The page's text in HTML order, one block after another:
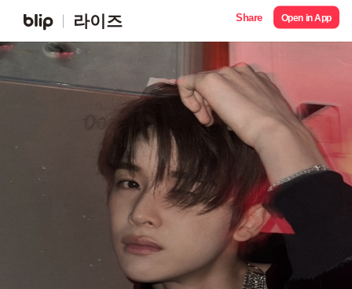
라이즈 Share Open in App